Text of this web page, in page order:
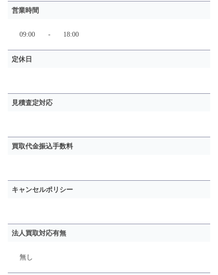
営業時間
09:00 - 18:00
定休日
見積査定対応
買取代金振込手数料
キャンセルポリシー
法人買取対応有無
無し